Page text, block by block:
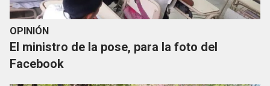
OPINIÓN
El ministro de la pose, para la foto del
Facebook